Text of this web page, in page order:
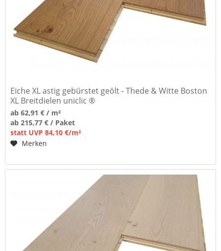
Eiche XL astig gebürstet geölt - Thede & Witte Boston
XL Breitdielen uniclic ®
ab 62,91 € / m²
ab 215,77 € / Paket
statt UVP 84,10 €/m²
Merken